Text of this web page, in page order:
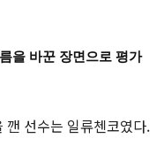
을 바꾼 장면으로 평가
선수는 일류첸코였다.